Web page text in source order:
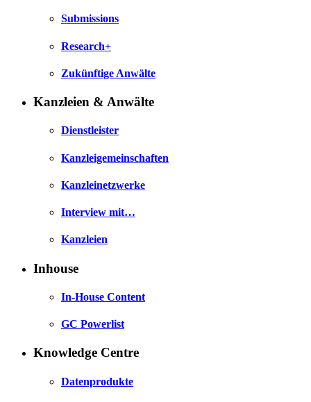
Submissions
Research+
Zukünftige Anwälte
Kanzleien & Anwälte
Dienstleister
Kanzleigemeinschaften
Kanzleinetzwerke
Interview mit…
Kanzleien
Inhouse
In-House Content
GC Powerlist
Knowledge Centre
Datenprodukte